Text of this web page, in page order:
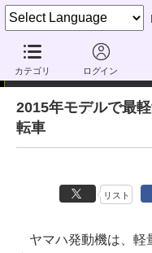
カテゴリ ログイン
ニュース
2015年モデルで最
転車
リスト
ヤマハ発動機は、軽